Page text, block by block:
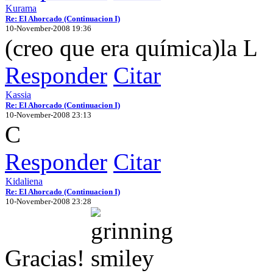
Kurama
Re: El Ahorcado (Continuacion I)
10-November-2008 19:36
(creo que era química)la L
Responder Citar
Kassia
Re: El Ahorcado (Continuacion I)
10-November-2008 23:13
C
Responder Citar
Kidaliena
Re: El Ahorcado (Continuacion I)
10-November-2008 23:28
Gracias!